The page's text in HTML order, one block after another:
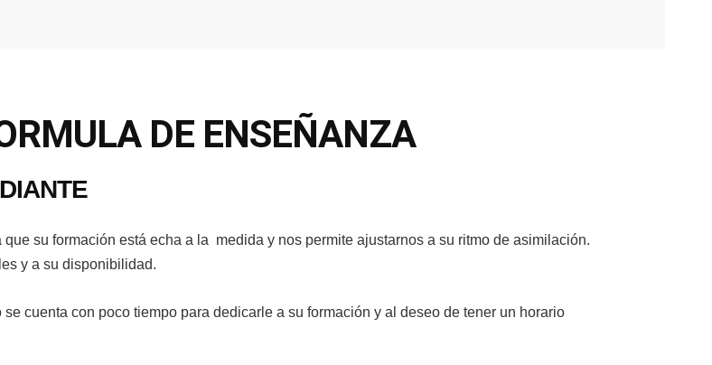
DE ENSEÑANZA
su formación está echa a la medida y nos permite ajustarnos a su ritmo de asimilación.
y a su disponibilidad.
cuenta con poco tiempo para dedicarle a su formación y al deseo de tener un horario